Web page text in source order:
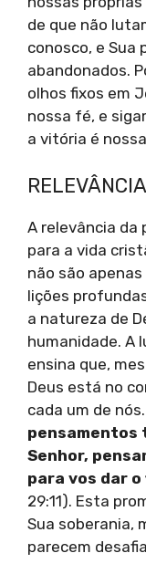
de que não
conosco, e Sua
abandonados.
olhos fixos em
nossa fé, e
a vitória é
A relevância da
para a vida
não são
lições
a natureza de
humanidade. A
ensina que,
Deus está no
cada um de nós.
pensamentos
Senhor,
para vos dar o
29:11). Esta
Sua soberania,
parecem